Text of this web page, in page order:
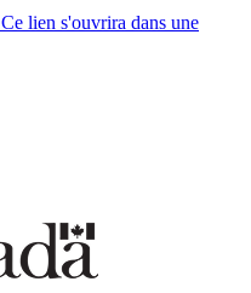
Ce lien s'ouvrira dans une